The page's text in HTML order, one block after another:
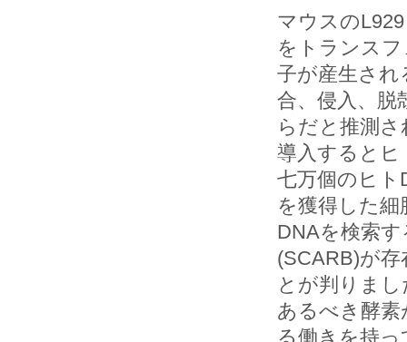
マウスの
をトランス
子が産生さ
合、侵入、脱
らだと推測
導入するとヒ
七万個のヒト
を獲得した
DNAを検索
(SCARB)が
とが判りま
あるべき酵
る働きを持